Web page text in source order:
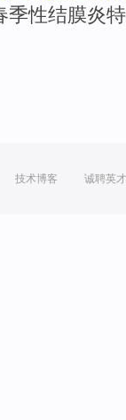
季性结膜炎
技术博客 诚聘英才